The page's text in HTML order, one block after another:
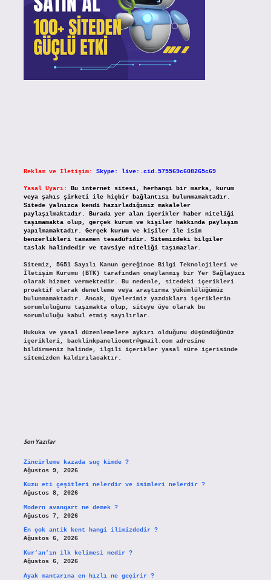
Reklam ve İletişim: Skype: live:.cid.575569c608265c69
Yasal Uyarı:
Bu internet sitesi, herhangi bir marka, kurum
veya şahıs şirketi ile hiçbir bağlantısı bulunmamaktadır.
Sitede yalnızca kendi hazırladığımız makaleler
paylaşılmaktadır. Burada yer alan içerikler haber niteliği
taşımamakta olup, gerçek kurum ve kişiler hakkında paylaşım
yapılmamaktadır. Gerçek kurum ve kişiler ile isim
benzerlikleri tamamen tesadüfidir. Sitemizdeki bilgiler
taslak halindedir ve tavsiye niteliği taşımazlar.
Sitemiz, 5651 Sayılı Kanun gereğince Bilgi Teknolojileri ve
İletişim Kurumu (BTK) tarafından onaylanmış bir Yer Sağlayıcı
olarak hizmet vermektedir. Bu nedenle, sitedeki içerikleri
proaktif olarak denetleme veya araştırma yükümlülüğümüz
bulunmamaktadır. Ancak, üyelerimiz yazdıkları içeriklerin
sorumluluğunu taşımakta olup, siteye üye olarak bu
sorumluluğu kabul etmiş sayılırlar.
Hukuka ve yasal düzenlemelere aykırı olduğunu düşündüğünüz
içerikleri,
backlinkpanelicomtr@gmail.comadresine
bildirmeniz halinde, ilgili içerikler yasal süre içerisinde
sitemizden kaldırılacaktır.
Son Yazılar
Zincirleme kazada suç kimde ?
Ağustos 9, 2026
Kuzu eti çeşitleri nelerdir ve isimleri nelerdir ?
Ağustos 8, 2026
Modern avangart ne demek ?
Ağustos 7, 2026
En çok antik kent hangi ilimizdedir ?
Ağustos 6, 2026
Kur’an’ın ilk kelimesi nedir ?
Ağustos 6, 2026
Ayak mantarına en hızlı ne geçirir ?